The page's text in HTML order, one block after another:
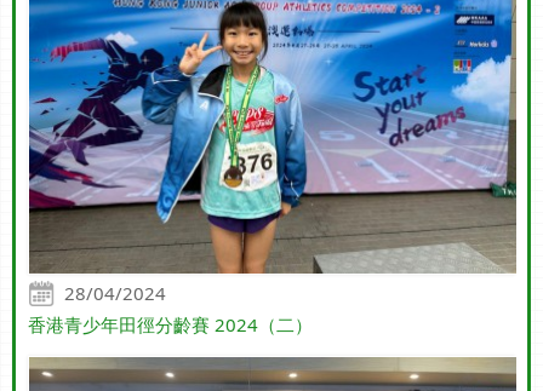
28/04/2024
香港青少年田徑分齡賽 2024（二）